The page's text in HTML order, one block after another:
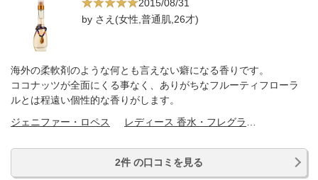
2015/08/31
by さえ(女性,普通肌,26才)
海外の柔軟剤のような何とも言えない癖になる香りです。
ココナッツが全面にくる事なく、ありがちなフルーティフローラ
ルとは程遠い個性的な香りがします。
ジェニファー・ロペス
2件 の口コミを見る